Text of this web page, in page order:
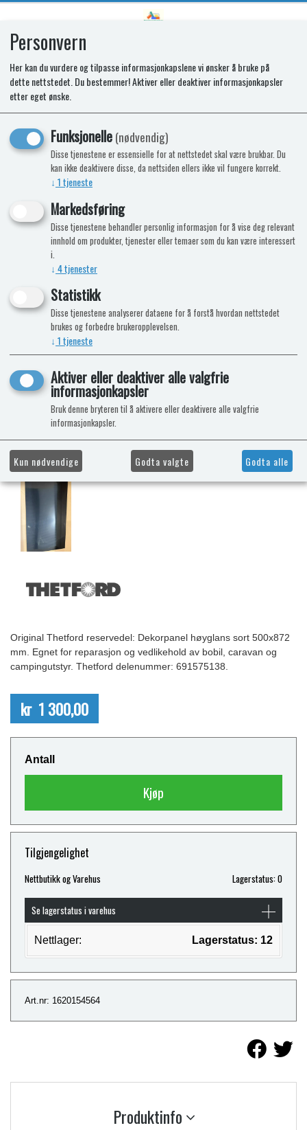
Deco panel høyglans sort
872x500x1,5 mm
Original Thetford reservedel: Dekorpanel høyglans sort 500x872
mm. Egnet for reparasjon og vedlikehold av bobil, caravan og
campingutstyr. Thetford delenummer: 691575138.
kr 1 300,00
Antall
Kjøp
Tilgjengelighet
Nettbutikk og Varehus Lagerstatus: 0
Se lagerstatus i varehus
Nettlager: Lagerstatus: 12
Art.nr: 1620154564
Produktinfo
Personvern
Her kan du vurdere og tilpasse informasjonkapslene vi ønsker å bruke på
dette nettstedet. Du bestemmer! Aktiver eller deaktiver informasjonkapsler
etter eget ønske.
Funksjonelle(nødvendig)
Disse tjenestene er essensielle for at nettstedet skal være brukbar. Du
kan ikke deaktivere disse, da nettsiden ellers ikke vil fungere korrekt.
↓ 1tjeneste
Markedsføring
Disse tjenestene behandler personlig informasjon for å vise deg relevant
innhold om produkter, tjenester eller temaer som du kan være interessert
i.
↓ 4tjenester
Statistikk
Disse tjenestene analyserer dataene for å forstå hvordan nettstedet
brukes og forbedre brukeropplevelsen.
↓ 1tjeneste
Aktiver eller deaktiver alle valgfrie
informasjonkapsler
Bruk denne bryteren til å aktivere eller deaktivere alle valgfrie
informasjonkapsler.
Kun nødvendige Godta valgte Godta alle